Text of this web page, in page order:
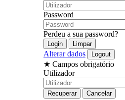
Password
Perdeu a sua password?
Alterar dados
★ Campos obrigatório
Utilizador